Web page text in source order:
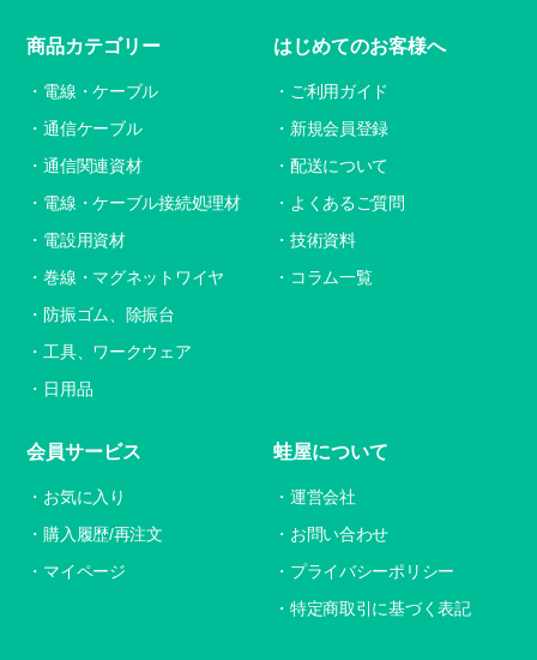
商品カテゴリー
電線・ケーブル
通信ケーブル
通信関連資材
電線・ケーブル接続処理材
電設用資材
巻線・マグネットワイヤ
防振ゴム、除振台
工具、ワークウェア
日用品
はじめてのお客様へ
ご利用ガイド
新規会員登録
配送について
よくあるご質問
技術資料
コラム一覧
会員サービス
お気に入り
購入履歴/再注文
マイページ
蛙屋について
運営会社
お問い合わせ
プライバシーポリシー
特定商取引に基づく表記